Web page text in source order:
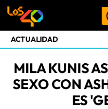
ACTUALIDAD
MILA KUNIS
SEXO CON
ES